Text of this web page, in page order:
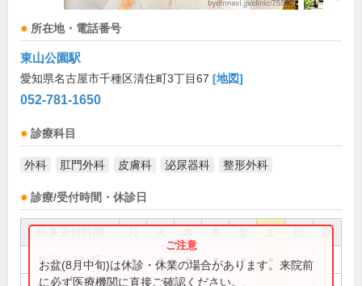
所在地・電話番号
東山公園駅
愛知県名古屋市千種区清住町3丁目67 [地図]
052-781-1650
診療科目
外科 肛門外科 皮膚科 泌尿器科 整形外科
診療/受付時間・休診日
祝
8:30～11:45 ● ● ● ● ●
お盆(8月中旬)は休診・休業の場合があります。来院前
に必ず医療機関に直接ご確認ください。